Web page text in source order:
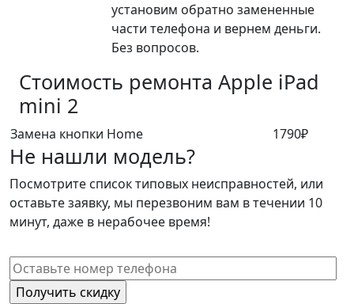
установим обратно замененные
части телефона и вернем деньги.
Без вопросов.
Стоимость ремонта Apple iPad
mini 2
Замена кнопки Home 1790₽
Не нашли модель?
Посмотрите список типовых неисправностей, или
оставьте заявку, мы перезвоним вам в течении 10
минут, даже в нерабочее время!